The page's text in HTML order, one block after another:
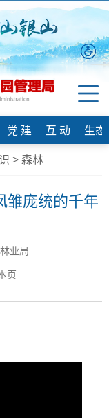
党 建 互 动
生
>森林
雏庞统的千年
业局
页